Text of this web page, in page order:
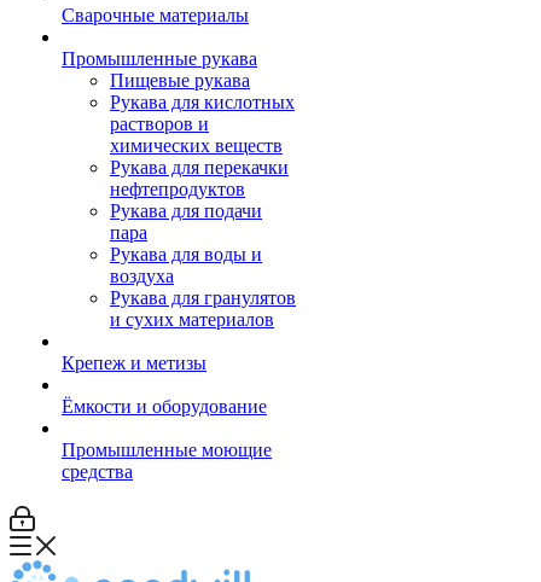
Сварочные материалы
Промышленные рукава
Пищевые рукава
Рукава для кислотных
растворов и
химических веществ
Рукава для перекачки
нефтепродуктов
Рукава для подачи
пара
Рукава для воды и
воздуха
Рукава для гранулятов
и сухих материалов
Крепеж и метизы
Ёмкости и оборудование
Промышленные моющие
средства